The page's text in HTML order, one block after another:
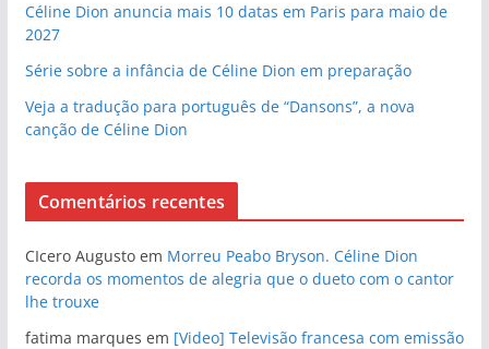
Céline Dion anuncia mais 10 datas em Paris para maio de
2027
Série sobre a infância de Céline Dion em preparação
Veja a tradução para português de “Dansons”, a nova
canção de Céline Dion
Comentários recentes
CIcero Augustoem Morreu Peabo Bryson. Céline Dion
recorda os momentos de alegria que o dueto com o cantor
lhe trouxe
fatima marques em [Video] Televisão francesa com emissão